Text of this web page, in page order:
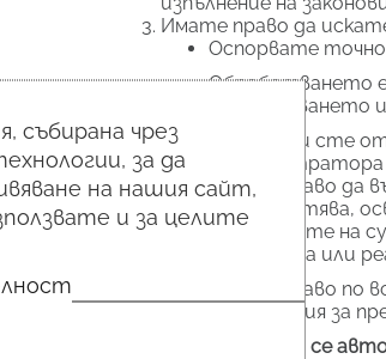
Имате право да
Оспорвате
Обработването
обработването
Възразили сте
Имате право да
се прекратява,
интересите на
защитата или
Имате право по
информация за
4. Извършва ли се
събирана чрез
за да
на нашия сайт,
и за целите